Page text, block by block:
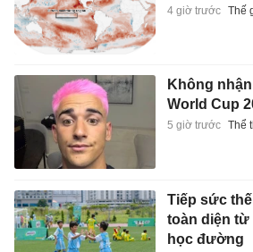
4 giờ trước Thế
Không
World Cup
5 giờ trước Thể
Tiếp sức
toàn diện
học đường